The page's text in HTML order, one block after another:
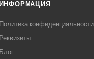
ИНФОРМАЦИЯ
Политика конфиденциальности
Реквизиты
Блог